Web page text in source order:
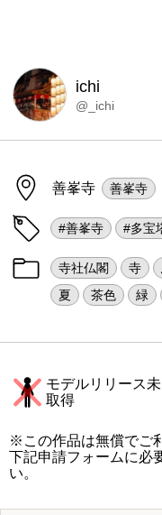
ichi
@_ichi
善峯寺 善峯寺
#善峯寺 #多宝
寺社仏閣 寺
夏
茶色 緑
モデルリリース未
取得
※この作品は無償でご
下記申請フォームに必
い。